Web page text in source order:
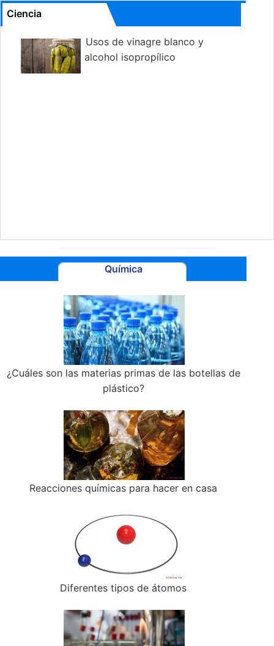
Ciencia
Usos de vinagre blanco y
alcohol isopropílico
Química
¿Cuáles son las materias primas de las botellas de
plástico?
Reacciones químicas para hacer en casa
Diferentes tipos de átomos